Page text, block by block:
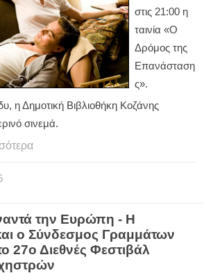
στις 21:00 η
ταινία «Ο
Δρόμος της
Επανάσταση
ς».
η Δημοτική Βιβλιοθήκη Κοζάνης
σινεμά.
την Ευρώπη - Η
ο Σύνδεσμος Γραμμάτων
27ο Διεθνές Φεστιβάλ